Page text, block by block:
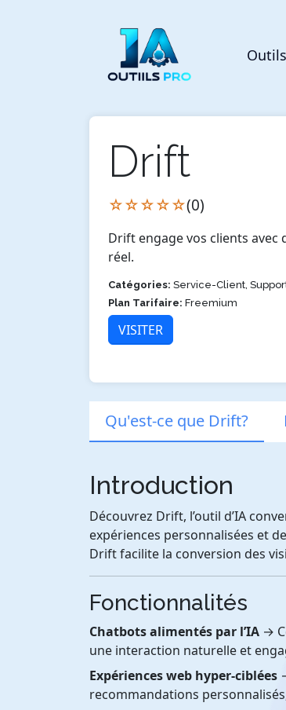
Drift
☆☆☆☆☆(0)
Drift engage vos clients
réel.
Catégories: Service-Client,
Plan Tarifaire: Freemium
VISITER
Qu'est-ce que Drift?
Introduction
Découvrez Drift, l’outil d’IA
expériences personnalisées et
Drift facilite la conversion des
Fonctionnalités
Chatbots alimentés par l’IA →
une interaction naturelle et
Expériences web hyper-ciblées
recommandations